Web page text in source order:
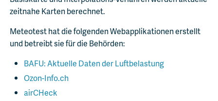
zeitnahe Karten berechnet.
Meteotest hat die folgenden Webapplikationen erstellt
und betreibt sie für die Behörden:
BAFU: Aktuelle Daten der Luftbelastung
Ozon-Info.ch
airCHeck